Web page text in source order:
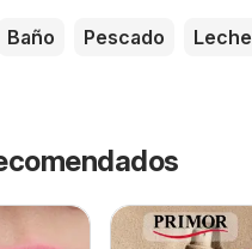
Baño Pescado Leche